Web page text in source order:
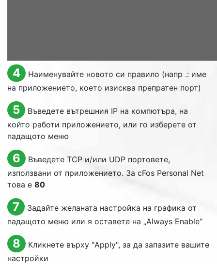
4
Наименувайте новото си правило (напр .: име
на приложението, което изисква препратен порт)
5
Въведете вътрешния IP на компютъра, на
който работи приложението, или го изберете от
падащото меню
6
Въведете TCP и/или UDP портовете,
използвани от приложението. За cFos Personal Net
това е 80
7
Задайте желаната настройка на графика от
падащото меню или я оставете на „Always Enable“
8 Кликнете върху "Apply", за да запазите вашите
настройки